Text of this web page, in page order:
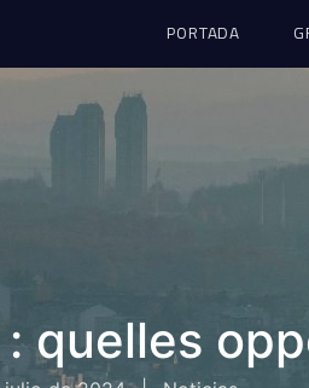
PORTADA
quelles